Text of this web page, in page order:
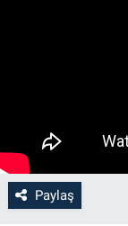
Paylaş